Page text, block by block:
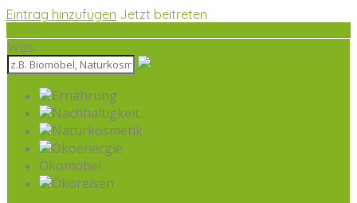
Eintrag hinzufügen Jetzt beitreten
Was
Ernährung
Nachhaltigkeit
Naturkosmetik
Ökoenergie
Ökomöbel
Ökoreisen